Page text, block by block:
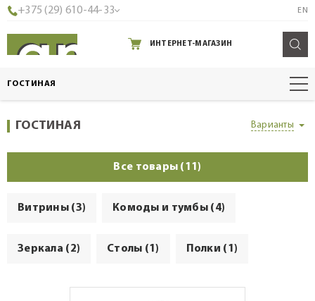
+375 (29) 610-44-33 EN
ИНТЕРНЕТ-МАГАЗИН
ГОСТИНАЯ
ГОСТИНАЯ Варианты
Все товары (11)
Витрины (3) Комоды и тумбы (4)
Зеркала (2) Столы (1) Полки (1)